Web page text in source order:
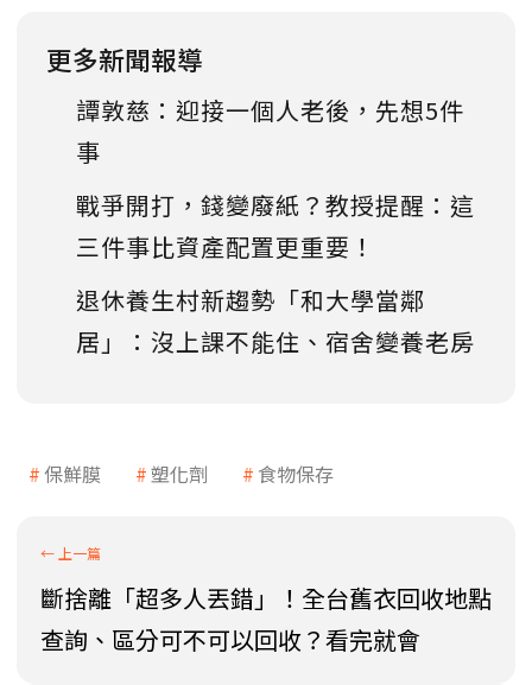
更多新聞報導
譚敦慈：迎接一個人老後，先想5件
事
戰爭開打，錢變廢紙？教授提醒：這
三件事比資產配置更重要！
退休養生村新趨勢「和大學當鄰
居」：沒上課不能住、宿舍變養老房
保鮮膜 塑化劑 食物保存
斷捨離「超多人丟錯」！全台舊衣回收地點
查詢、區分可不可以回收？看完就會